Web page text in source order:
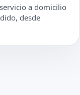
a domicilio
desde